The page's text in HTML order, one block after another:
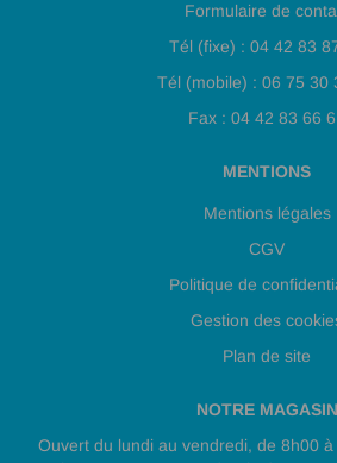
Formulaire de
Tél (fixe) : 04 42 83
Tél (mobile) : 06 75 30
Fax : 04 42 83 66
MENTIONS
Mentions légales
CGV
Politique de
Gestion des
Plan de site
NOTRE MAGASIN
Ouvert du lundi au vendredi, de 8h00